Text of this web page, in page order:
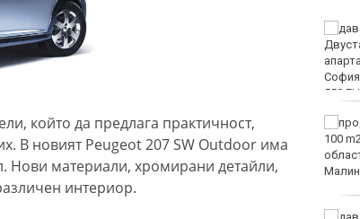
който да предлага практичност,
В новият Peugeot 207 SW Outdoor има
Нови материали, хромирани детайли,
интериор.
Вечерен крос ще се
проведе тази събота в
Варна